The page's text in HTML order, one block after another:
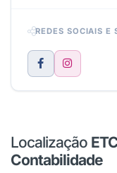
REDES SOCIAIS E
Localização
Contabilidade